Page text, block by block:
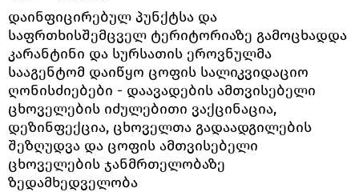
დაინფიცირებულ პუნქტსა და
საფრთხისშემცველ ტერიტორიაზე გამოცხადდა
კარანტინი და სურსათის ეროვნულმა
სააგენტომ დაიწყო ცოფის სალიკვიდაციო
ღონისძიებები - დაავადების ამთვისებელი
ცხოველების იძულებითი ვაქცინაცია,
დეზინფექცია, ცხოველთა გადაადგილების
შეზღუდვა და ცოფის ამთვისებელი
ცხოველების ჯანმრთელობაზე
ზედამხედველობა